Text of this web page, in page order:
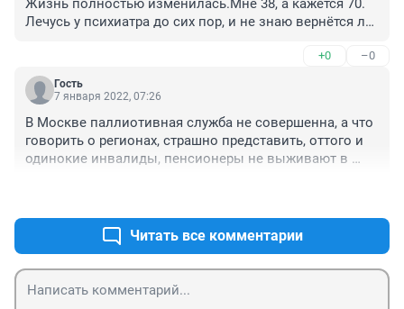
Жизнь полностью изменилась.Мне 38, а кажется 70.
Лечусь у психиатра до сих пор, и не знаю вернётся ли
+0 –0
Гость
7 января 2022, 07:26
В Москве паллиотивная служба не совершенна, а что
говорить о регионах, страшно представить, оттого и
одинокие инвалиды, пенсионеры не выживают в
Читать все комментарии